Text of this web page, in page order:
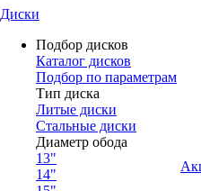
Диски
Подбор дисков
Каталог дисков
Подбор по параметрам
Тип диска
Литые диски
Стальные диски
Диаметр обода
13"
14"